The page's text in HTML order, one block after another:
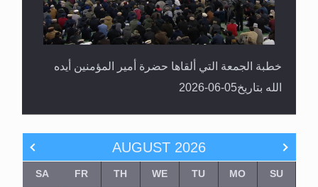
خطبة الجمعة التي ألقاها حضرة أمير المؤمنين أيده
الله بتاريخ05-06-2026
AUGUST 2026
SU
MO
TU
WE
TH
FR
SA